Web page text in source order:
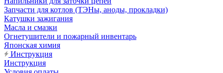
Запчасти для котлов (ТЭНы, аноды, прокладки)
Катушки зажигания
Масла и смазки
Огнетушители и пожарный инвентарь
Японская химия
Инструкция
Инструкция